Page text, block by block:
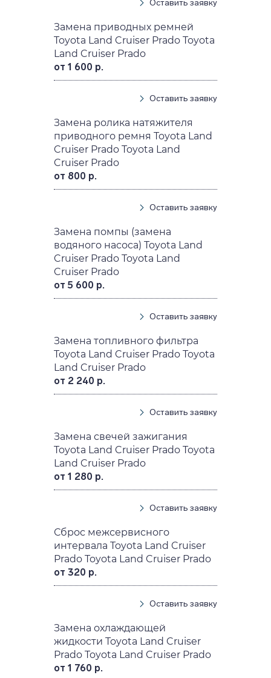
Оставить заявку
Замена приводных ремней
Toyota Land Cruiser Prado Toyota
Land Cruiser Prado
от 1 600 р.
Оставить заявку
Замена ролика натяжителя
приводного ремня Toyota Land
Cruiser Prado Toyota Land
Cruiser Prado
от 800 р.
Оставить заявку
Замена помпы (замена
водяного насоса) Toyota Land
Cruiser Prado Toyota Land
Cruiser Prado
от 5 600 р.
Оставить заявку
Замена топливного фильтра
Toyota Land Cruiser Prado Toyota
Land Cruiser Prado
от 2 240 р.
Оставить заявку
Замена свечей зажигания
Toyota Land Cruiser Prado Toyota
Land Cruiser Prado
от 1 280 р.
Оставить заявку
Сброс межсервисного
интервала Toyota Land Cruiser
Prado Toyota Land Cruiser Prado
от 320 р.
Оставить заявку
Замена охлаждающей
жидкости Toyota Land Cruiser
Prado Toyota Land Cruiser Prado
от 1 760 р.